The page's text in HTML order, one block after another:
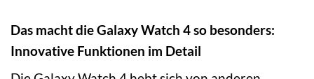
Das macht die Galaxy Watch 4 so besonders:
Innovative Funktionen im Detail